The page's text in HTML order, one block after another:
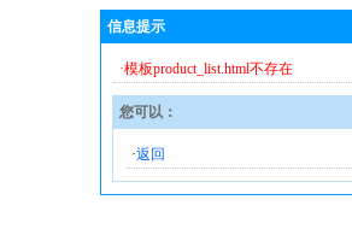
信息提示
·模板product_list.html不存在
您可以：
·返回